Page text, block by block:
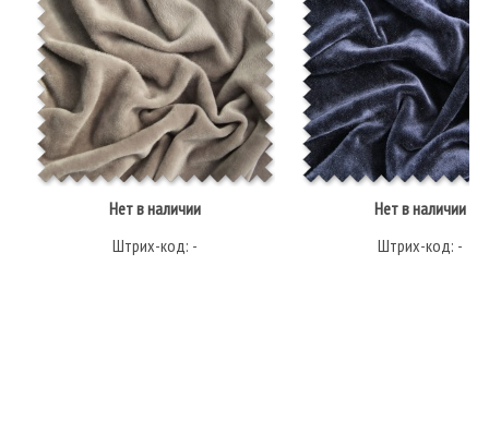
Нет в наличии
Штрих-код: -
Нет в наличии
Штрих-код: -